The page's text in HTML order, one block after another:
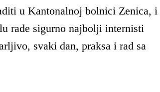
u Kantonalnoj bolnici Zenica, i
rade sigurno najbolji internisti
svaki dan, praksa i rad sa